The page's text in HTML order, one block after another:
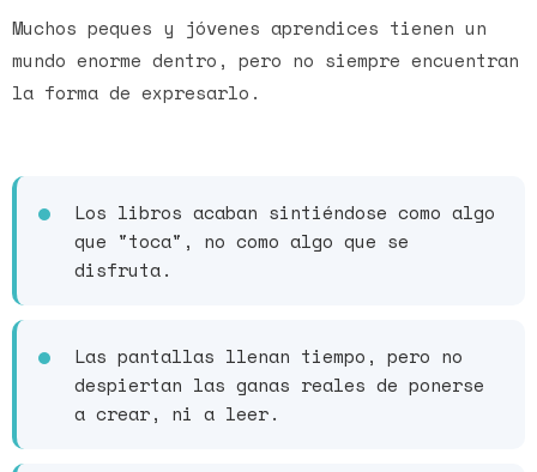
Muchos peques y jóvenes aprendices tienen un
mundo enorme dentro, pero no siempre encuentran
la forma de expresarlo.
Los libros acaban sintiéndose como algo
que "toca", no como algo que se
disfruta.
Las pantallas llenan tiempo, pero no
despiertan las ganas reales de ponerse
a crear, ni a leer.